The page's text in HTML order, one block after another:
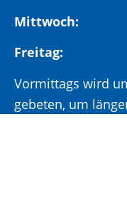
Mittwoch:
Vormittags wird
gebeten, um